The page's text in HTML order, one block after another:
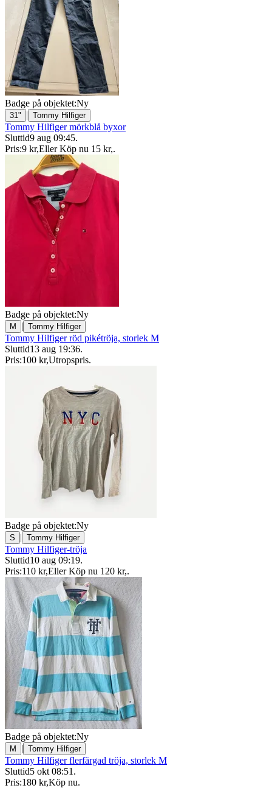
Badge på objektet:Ny
31" | Tommy Hilfiger
Tommy Hilfiger mörkblå byxor
Sluttid9 aug 09:45.
Pris:9 kr,Eller Köp nu 15 kr,.
Badge på objektet:Ny
M | Tommy Hilfiger
Tommy Hilfiger röd pikétröja, storlek M
Sluttid13 aug 19:36.
Pris:100 kr,Utropspris.
Badge på objektet:Ny
S | Tommy Hilfiger
Tommy Hilfiger-tröja
Sluttid10 aug 09:19.
Pris:110 kr,Eller Köp nu 120 kr,.
Badge på objektet:Ny
M | Tommy Hilfiger
Tommy Hilfiger flerfärgad tröja, storlek M
Sluttid5 okt 08:51 .
Pris:180 kr,Köp nu.